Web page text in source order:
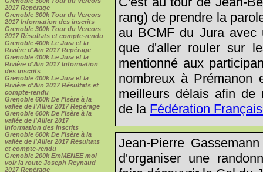
2017 Repérage
Grenoble 300k Tour du Vercors
2017 Information des inscrits
Grenoble 300k Tour du Vercors
2017 Résultats et compte-rendu
Grenoble 400k Le Jura et la
Rivière d'Ain 2017 Repérage
Grenoble 400k Le Jura et la
Rivière d'Ain 2017 Information
des inscrits
Grenoble 400k Le Jura et la
Rivière d'Ain 2017 Résultats et
compte-rendu
Grenoble 600k De l'Isère à la
vallée de l'Allier 2017 Repérage
Grenoble 600k De l'Isère à la
vallée de l'Allier 2017
Information des inscrits
Grenoble 600k De l'Isère à la
vallée de l'Allier 2017 Résultats
et compte-rendu
Grenoble 200k EmMENEE moi
voir la route Joseph Reynaud
2017 Repérage
rang) de prendre la
au BCMF du Jura avec
que d'aller rouler sur
mentionné aux
nombreux à Prémanon
meilleurs délais afin de
de la Fédération
Jean-Pierre
d'organiser une